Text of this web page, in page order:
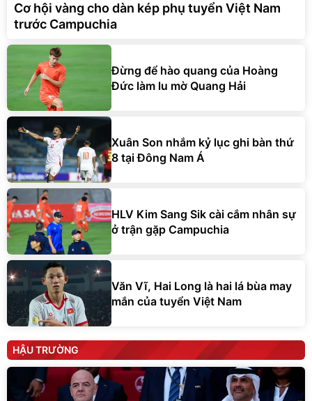
Cơ hội vàng cho dàn kép phụ tuyển Việt Nam
trước Campuchia
Đừng để hào quang của Hoàng
Đức làm lu mờ Quang Hải
Xuân Son nhắm kỷ lục ghi bàn thứ
8 tại Đông Nam Á
HLV Kim Sang Sik cài cắm nhân sự
ở trận gặp Campuchia
Văn Vĩ, Hai Long là hai lá bùa may
mắn của tuyển Việt Nam
HẬU TRƯỜNG